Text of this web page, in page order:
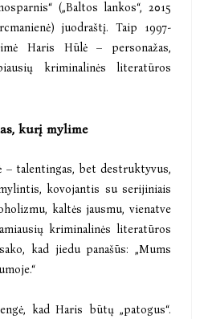
(„Baltos lankos“, 2015
juodraštį. Taip 1997-
Haris Hūlė – personažas,
kriminalinės literatūros
kurį mylime
– talentingas, bet destruktyvus,
kovojantis su serijiniais
kaltės jausmu, vienatve
kriminalinės literatūros
kad jiedu panašūs: „Mums
kad Haris būtų „patogus“.